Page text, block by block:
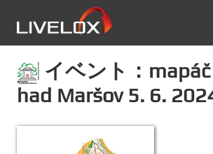
イベント：mapáč
had Maršov 5. 6.